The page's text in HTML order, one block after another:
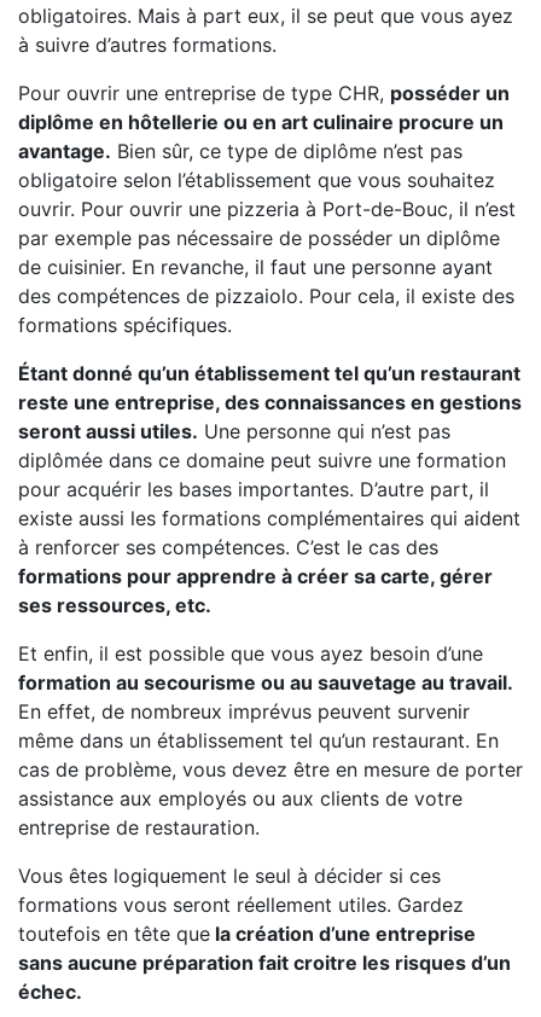
obligatoires. Mais à part eux, il se peut que vous ayez
à suivre d’autres formations.
Pour ouvrir une entreprise de type CHR, posséder un
diplôme en hôtellerie ou en art culinaire procure un
avantage. Bien sûr, ce type de diplôme n’est pas
obligatoire selon l’établissement que vous souhaitez
ouvrir. Pour ouvrir une pizzeria à Port-de-Bouc, il n’est
par exemple pas nécessaire de posséder un diplôme
de cuisinier. En revanche, il faut une personne ayant
des compétences de pizzaiolo. Pour cela, il existe des
formations spécifiques.
Étant donné qu’un établissement tel qu’un restaurant
reste une entreprise, des connaissances en gestions
seront aussi utiles. Une personne qui n’est pas
diplômée dans ce domaine peut suivre une formation
pour acquérir les bases importantes. D’autre part, il
existe aussi les formations complémentaires qui aident
à renforcer ses compétences. C’est le cas des
formations pour apprendre à créer sa carte, gérer
ses ressources, etc.
Et enfin, il est possible que vous ayez besoin d’une
formation au secourisme ou au sauvetage au travail.
En effet, de nombreux imprévus peuvent survenir
même dans un établissement tel qu’un restaurant. En
cas de problème, vous devez être en mesure de porter
assistance aux employés ou aux clients de votre
entreprise de restauration.
Vous êtes logiquement le seul à décider si ces
formations vous seront réellement utiles. Gardez
toutefois en tête que la création d’une entreprise
sans aucune préparation fait croitre les risques d’un
échec.